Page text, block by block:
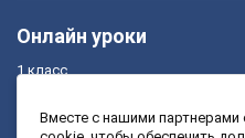
Онлайн уроки
1 класс
Вместе с нашими партнерами